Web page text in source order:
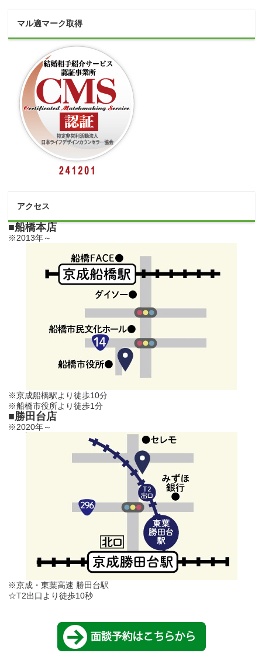
マル適マーク取得
アクセス
■船橋本店
※2013年～
※京成船橋駅より徒歩10分
※船橋市役所より徒歩1分
■勝田台店
※2020年～
※京成・東葉高速 勝田台駅
☆T2出口より徒歩10秒